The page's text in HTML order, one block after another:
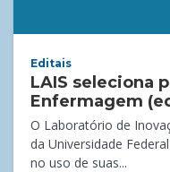
Editais
LAIS seleciona
Enfermagem
O Laboratório de
da Universidade
no uso de suas...